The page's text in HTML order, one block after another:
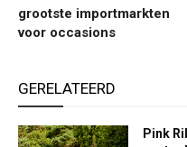
grootste importmarkten
voor occasions
GERELATEERD
Pink